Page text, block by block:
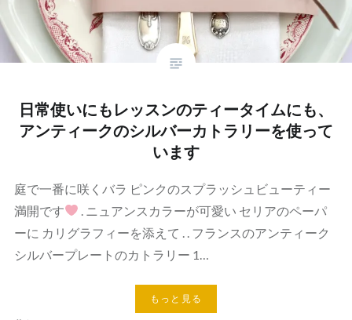
日常使いにもレッスンのティータイムにも、
アンティークのシルバーカトラリーを使って
います
庭で一番に咲くバラ ピンクのスプラッシュビューティー
満開です
. ニュアンスカラーが可愛い セリアのペーパ
ーに カリグラフィーを添えて . . フランスのアンティーク
シルバープレートのカトラリー 1…
もっと見る